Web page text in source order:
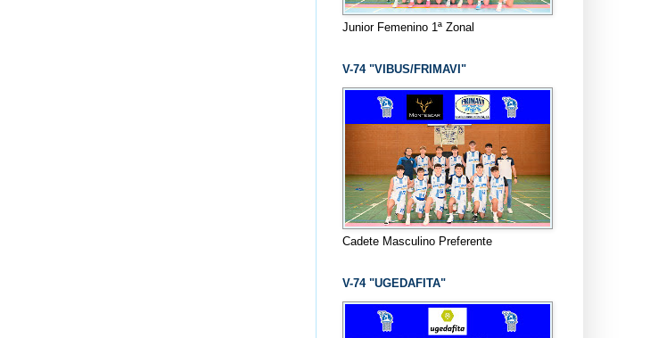
Junior Femenino 1ª Zonal
V-74 "VIBUS/FRIMAVI"
Cadete Masculino Preferente
V-74 "UGEDAFITA"